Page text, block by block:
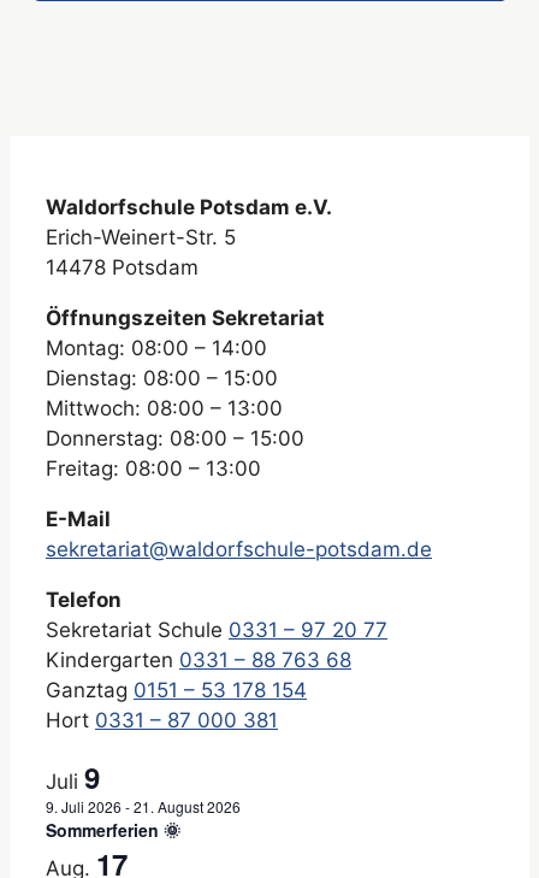
Waldorfschule Potsdam e.V.
Erich-Weinert-Str. 5
14478 Potsdam
Öffnungszeiten Sekretariat
Montag: 08:00 – 14:00
Dienstag: 08:00 – 15:00
Mittwoch: 08:00 – 13:00
Donnerstag: 08:00 – 15:00
Freitag: 08:00 – 13:00
E-Mail
sekretariat@waldorfschule-potsdam.de
Telefon
Sekretariat Schule 0331 – 97 20 77
Kindergarten 0331 – 88 763 68
Ganztag 0151 – 53 178 154
Hort 0331 – 87 000 381
Juli 9
9. Juli 2026 -21. August 2026
Sommerferien 🌞
Aug. 17